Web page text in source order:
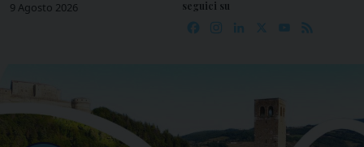
Skip9 Agosto 2026 seguici su
Facebook
Instagram
LinkedIn YouTube